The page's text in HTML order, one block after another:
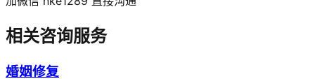
相关咨询服务
婚姻修复